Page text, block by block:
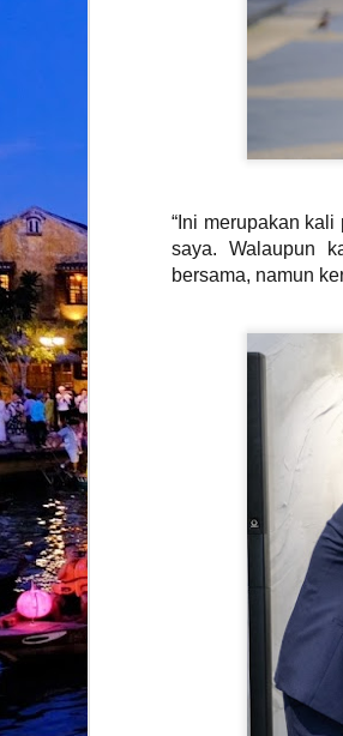
“Ini merupakan
saya. Walaupun
bersama, namun